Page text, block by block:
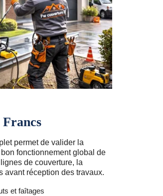
permet de valider la
fonctionnement global de
de couverture, la
avant réception des travaux.
et faîtages